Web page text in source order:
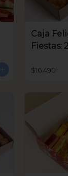
Caja
Fiestas:
$16.490